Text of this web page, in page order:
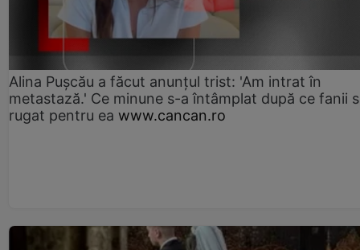
Alina Pușcău a făcut anunțul trist: 'Am intrat în
metastază.' Ce minune s-a întâmplat după ce fanii
rugat pentru ea www.cancan.ro